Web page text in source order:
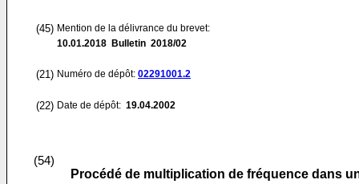
(45) Mention de la délivrance du brevet:
10.01.2018 Bulletin 2018/02
(21) Numéro de dépôt: 02291001.2
(22) Date de dépôt: 19.04.2002
(54)
Procédé de multiplication de fréquence dans